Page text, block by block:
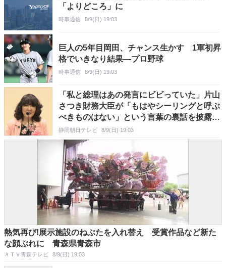
「よりどころ」に
時事通信 8/9(日) 19:03
巨人の5年目岡田、チャンス生かす 1軍初昇
格でいきなり結果―プロ野球
時事通信 8/9(日) 19:03
「私と総理はあの発言にビビっていた」片山
さつき財務大臣が「もはやシーリングと呼ぶ
べきものはない」という言葉の裏話を披露
静岡市葵区
静岡朝日テレビ 8/9(日) 19:03
熱気再び!展示施設のねぶたを入れ替え 受賞作品など新た
な顔ぶれに 青森県青森市
ＡＴＶ青森テレビ 8/9(日) 19:03